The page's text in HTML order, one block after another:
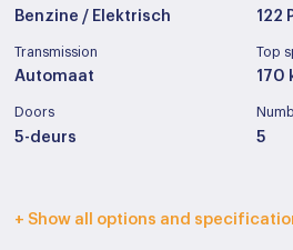
Benzine / Elektrisch 122
Transmission
Automaat
Top
170
Doors
5-deurs 5
Interior color
+ Show all options and